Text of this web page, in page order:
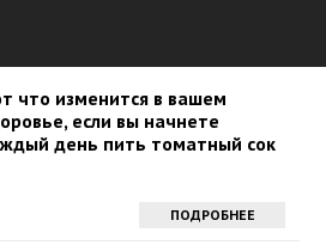
что изменится в вашем
если вы начнете
день пить томатный сок
ПОДРОБНЕЕ